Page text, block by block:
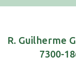
R. Guilherme
7300-